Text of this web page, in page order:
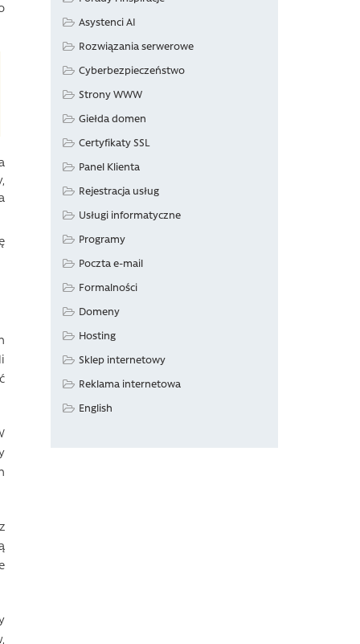
Asystenci AI
Rozwiązania serwerowe
Cyberbezpieczeństwo
Strony WWW
Giełda domen
Certyfikaty SSL
Panel Klienta
Rejestracja usług
Usługi informatyczne
Programy
Poczta e-mail
Formalności
Domeny
Hosting
Sklep internetowy
Reklama internetowa
English